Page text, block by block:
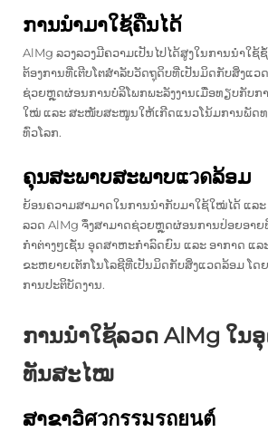
ການນຳມາໃຊ້ຄືນໄດ້
AlMg ລວງລວງມີຄວາມເປັນໄປໄດ້ສູງໃນການນຳໃຊ້
ຕ້ອງການທີ່ເຕີບໂຕສຳລັບວັດຖຸດິບທີ່ເປັນມິດກັບສິ່ງແວ
ຊ່ວຍຫຼຸດຜ່ອນການບໍລິໂພກພະລັງງານເມື່ອທຽບກັບ
ໃໝ່ ແລະ ສະໜັບສະໜູນໃຫ້ເກີດແນວໂນ້ມການພັດທ
ທົ່ວໂລກ.
ຄຸນສະພາບສະພາບແวดລ້ອມ
ຍ້ອນຄວາມສາມາດໃນການນຳກັບມາໃຊ້ໃໝ່ໄດ້ ແລະ
ລວດ AlMg ຈຶ່ງສາມາດຊ່ວຍຫຼຸດຜ່ອນການປ່ອຍອາ
ກຳຕ່າງໆເຊັ່ນ ອຸດສາຫະກຳລົດຍົນ ແລະ ອາກາດ ແ
ຂະຫຍາຍເຕັກໂນໂລຊີທີ່ເປັນມິດກັບສິ່ງແວດລ້ອມ ໂດ
ການປະຕິບັດງານ.
ການນຳໃຊ້ລວດ AlMg ໃນ
ທັນສະໄໝ
ສາຂາວิศวกรรมรถยนต์